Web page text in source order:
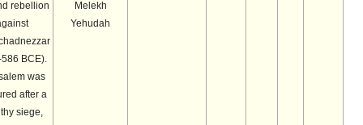
Melekh
Yehudah
second rebellion
against
Nebuchadnezzar
(588-586 BCE).
Jerusalem was
captured after a
lengthy siege,